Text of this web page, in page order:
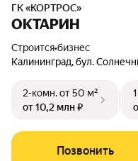
ГК «КОРТРОС»
ОКТАРИН
Строится•бизнес
Калининград, бул.
2-комн.от 50 м²
от 10,2 млн ₽
Позвонить